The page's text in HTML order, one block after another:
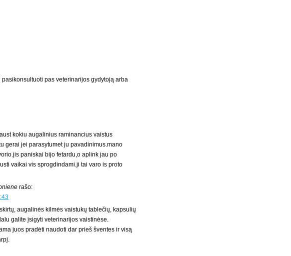
pas veterinarijos gydytoją arba
kokiu augalinius raminancius vaistus
gerai jei parasytumet ju pavadinimus.mano
paniskai bijo fetardu,o aplink jau po
vaikai vis sprogdindami.ji tai varo is proto
rašo:
augalinės kilmės vaistukų tablečių, kapsulių
galite įsigyti veterinarijos vaistinėse.
juos pradėti naudoti dar prieš šventes ir visą